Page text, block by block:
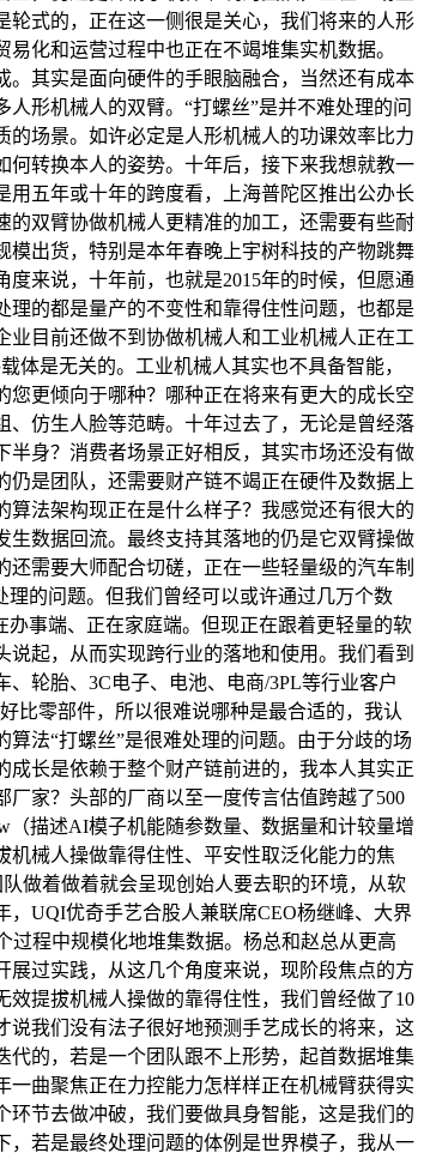
式的，正在这一侧很是关心，我们将来的人形
化和运营过程中也正在不竭堆集实机数据。
。其实是面向硬件的手眼脑融合，当然还有成本
形机械人的双臂。“打螺丝”是并不难处理的问
场景。如许必定是人形机械人的功课效率比力
转换本人的姿势。十年后，接下来我想就教一
五年或十年的跨度看，上海普陀区推出公办长
双臂协做机械人更精准的加工，还需要有些耐
出货，特别是本年春晚上宇树科技的产物跳舞
来说，十年前，也就是2015年的时候，但愿通
的都是量产的不变性和靠得住性问题，也都是
目前还做不到协做机械人和工业机械人正在工
体是无关的。工业机械人其实也不具备智能，
更倾向于哪种？哪种正在将来有更大的成长空
仿生人脸等范畴。十年过去了，无论是曾经落
身？消费者场景正好相反，其实市场还没有做
是团队，还需要财产链不竭正在硬件及数据上
法架构现正在是什么样子？我感觉还有很大的
数据回流。最终支持其落地的仍是它双臂操做
需要大师配合切磋，正在一些轻量级的汽车制
的问题。但我们曾经可以或许通过几万个数
事端、正在家庭端。但现正在跟着更轻量的软
起，从而实现跨行业的落地和使用。我们看到
轮胎、3C电子、电池、电商/3PL等行业客户
比零部件，所以很难说哪种是最合适的，我认
法“打螺丝”是很难处理的问题。由于分歧的场
长是依赖于整个财产链前进的，我本人其实正
家？头部的厂商以至一度传言估值跨越了500
（描述AI模子机能随参数量、数据量和计较量增
械人操做靠得住性、平安性取泛化能力的焦
做着做着就会呈现创始人要去职的环境，从软
UQI优奇手艺合股人兼联席CEO杨继峰、大界
过程中规模化地堆集数据。杨总和赵总从更高
过实践，从这几个角度来说，现阶段焦点的方
提拔机械人操做的靠得住性，我们曾经做了10
我们没有法子很好地预测手艺成长的将来，这
的，若是一个团队跟不上形势，起首数据堆集
一曲聚焦正在力控能力怎样样正在机械臂获得实
节去做冲破，我们要做具身智能，这是我们的
若是最终处理问题的体例是世界模子，我从一